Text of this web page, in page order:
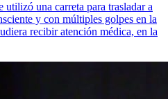
una carreta para trasladar a
y con múltiples golpes en la
recibir atención médica, en la